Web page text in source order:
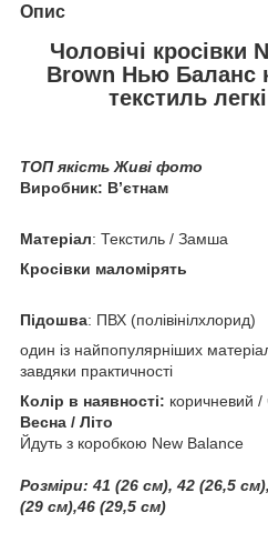
Опис
Чоловічі кросівки
Brown Нью Баланс
текстиль
ТОП якість Живі фото
Виробник: Вʼєтнам
Матеріал: Текстиль / Замша
Кросівки маломірять
Підошва: ПВХ (полівінілхлорид)
один із найпопулярніших
завдяки практичності
Колір в наявності: коричневий /
Весна / Літо
Йдуть з коробкою New Balance
Розміри: 41 (26 см), 42 (26,5
(29 см),46 (29,5 см)